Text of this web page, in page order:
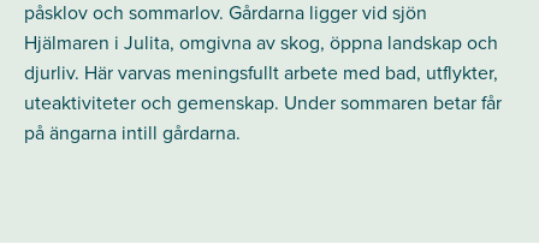
påsklov och sommarlov. Gårdarna ligger vid sjön
Hjälmaren i Julita, omgivna av skog, öppna landskap och
djurliv. Här varvas meningsfullt arbete med bad, utflykter,
uteaktiviteter och gemenskap. Under sommaren betar får
på ängarna intill gårdarna.